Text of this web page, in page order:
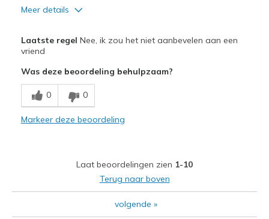
Meer details
Attractive Design
Comfortable
Minpunten
Need Break In
Shoes are for Wearing
Laatste regel Nee, ik zou het niet aanbevelen aan een
vriend
Was deze beoordeling behulpzaam?
0 0
Markeer deze beoordeling
Laat beoordelingen zien 1-10
Terug naar boven
volgende »